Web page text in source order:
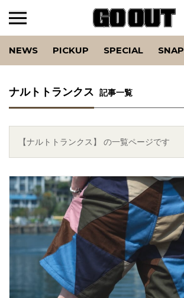
NEWS PICKUP SPECIAL SNAP
ナルトトランクス 記事一覧
【ナルトトランクス】 の一覧ページです